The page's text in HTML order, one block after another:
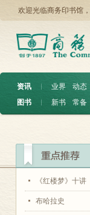
欢迎光临商务印书馆，
资讯 ︱ 业界 动态
图书
︱ 新书 常备
《红楼梦》十讲
布哈拉史